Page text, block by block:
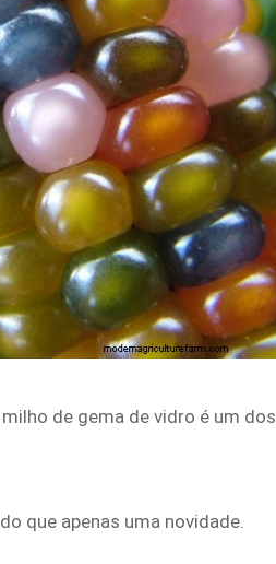
de gema de vidro é um dos
que apenas uma novidade.